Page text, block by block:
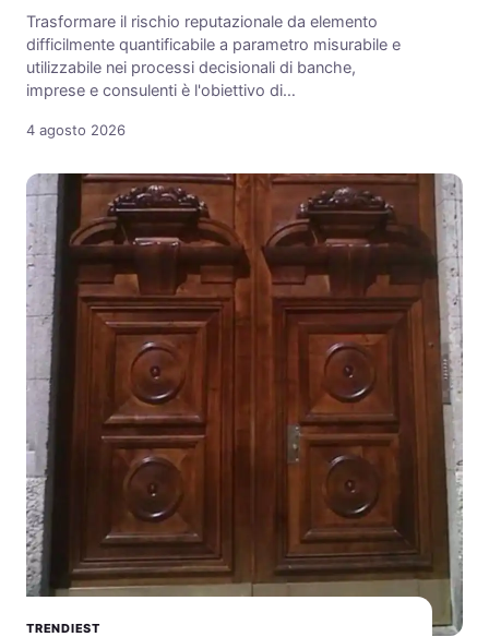
Trasformare il rischio reputazionale da elemento
difficilmente quantificabile a parametro misurabile e
utilizzabile nei processi decisionali di banche,
imprese e consulenti è l'obiettivo di…
4 agosto 2026
TRENDIEST